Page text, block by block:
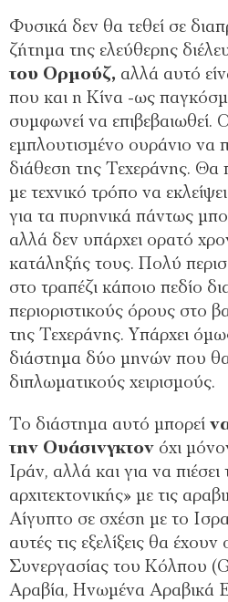
Φυσικά δεν θα τεθεί σε
ζήτημα της ελεύθερης
του Ορμούζ, αλλά αυτό
που και η Κίνα -ως
συμφωνεί να επιβεβαιωθεί.
εμπλουτισμένο ουράνιο να
διάθεση της Τεχεράνης. Θα
με τεχνικό τρόπο να
για τα πυρηνικά πάντως
αλλά δεν υπάρχει ορατό
κατάληξής τους. Πολύ
στο τραπέζι κάποιο πεδίο
περιοριστικούς όρους στο
της Τεχεράνης. Υπάρχει
διάστημα δύο μηνών που θα
διπλωματικούς χειρισμούς.
Το διάστημα αυτό μπορεί
την Ουάσινγκτον όχι
Ιράν, αλλά και για να
αρχιτεκτονικής» με τις
Αίγυπτο σε σχέση με το
αυτές τις εξελίξεις θα
Συνεργασίας του Κόλπου
Αραβία, Ηνωμένα Αραβικά